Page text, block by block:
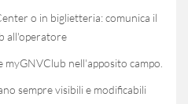
o in biglietteria: comunica il
all'operatore
myGNVClub nell'apposito campo.
sempre visibili e modificabili